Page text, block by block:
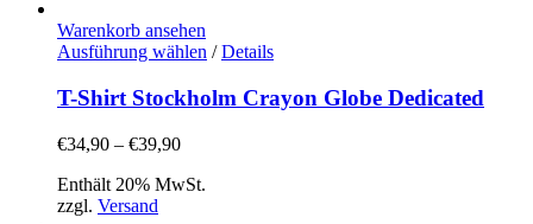
Warenkorb ansehen
Ausführung wählen Dieses
weist
mehrere
/ Details
T-Shirt Stockholm Crayon Globe Dedicated
€34,90 – €39,90Preisspanne:
bis
Enthält 20% MwSt.
zzgl. Versand